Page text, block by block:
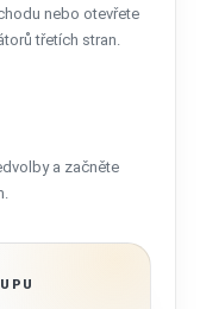
nebo otevřete
třetích stran.
a začněte